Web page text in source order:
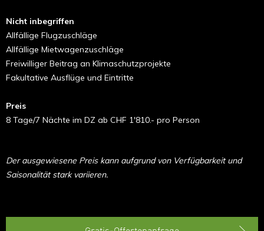
Nicht inbegriffen
Allfällige Flugzuschläge
Allfällige Mietwagenzuschläge
Freiwilliger Beitrag an Klimaschutzprojekte
Fakultative Ausflüge und Eintritte
Preis
8 Tage/7 Nächte im DZ ab CHF 1'810.- pro Person
Der ausgewiesene Preis kann aufgrund von Verfügbarkeit und
Saisonalität stark variieren.